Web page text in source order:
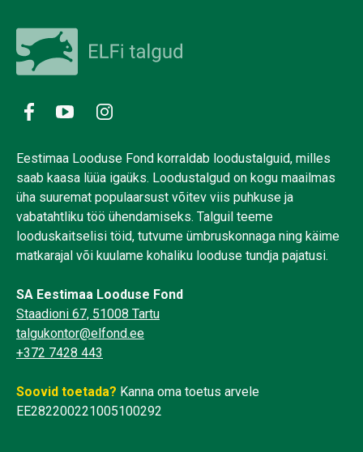
Eestimaa Looduse Fond korraldab loodustalguid, milles
saab kaasa lüüa igaüks. Loodustalgud on kogu maailmas
üha suuremat populaarsust võitev viis puhkuse ja
vabatahtliku töö ühendamiseks. Talguil teeme
looduskaitselisi töid, tutvume ümbruskonnaga ning käime
matkarajal või kuulame kohaliku looduse tundja pajatusi.
SA Eestimaa Looduse Fond
Staadioni 67, 51008 Tartu
talgukontor@elfond.ee
+372 7428 443
Soovid toetada? Kanna oma toetus arvele
EE282200221005100292